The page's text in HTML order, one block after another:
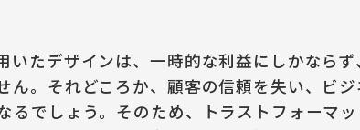
いたデザインは、一時的な利益にしかなら
ん。それどころか、顧客の信頼を失い、ビ
るでしょう。 そのため、トラストフォーマ